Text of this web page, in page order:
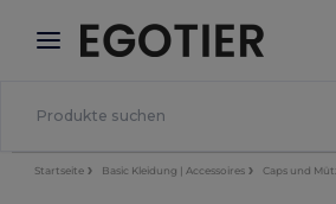
× Egotier App
Bessere Preise in der App!
Startseite Basic Kleidung | Accessoires Caps und